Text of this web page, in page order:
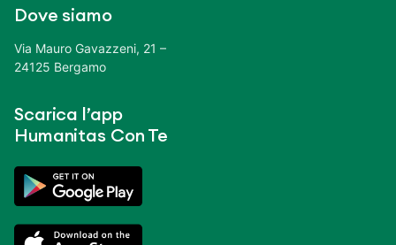
Dove siamo
Via Mauro Gavazzeni, 21 –
24125 Bergamo
Scarica l’app
Humanitas Con Te